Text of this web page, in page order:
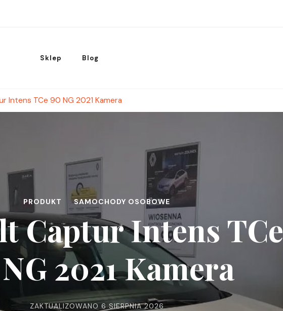
Sklep Blog
Intens TCe 90 NG 2021 Kamera
PRODUKT SAMOCHODY OSOBOWE
Captur Intens TCe
2021 Kamera
ZAKTUALIZOWANO6 SIERPNIA 2026